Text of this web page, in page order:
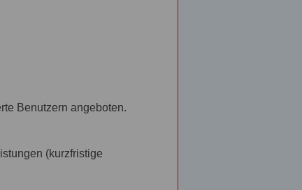
Benutzern angeboten.
(kurzfristige